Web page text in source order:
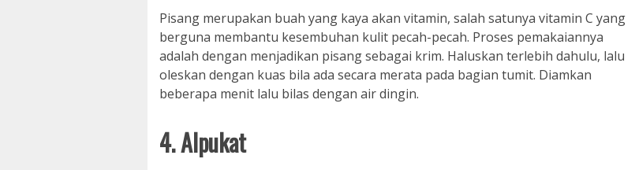
Pisang merupakan buah yang kaya akan vitamin, salah satunya vitamin C yang
berguna membantu kesembuhan kulit pecah-pecah. Proses pemakaiannya
adalah dengan menjadikan pisang sebagai krim. Haluskan terlebih dahulu, lalu
oleskan dengan kuas bila ada secara merata pada bagian tumit. Diamkan
beberapa menit lalu bilas dengan air dingin.
4. Alpukat